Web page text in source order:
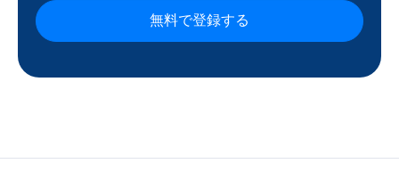
無料で登録する